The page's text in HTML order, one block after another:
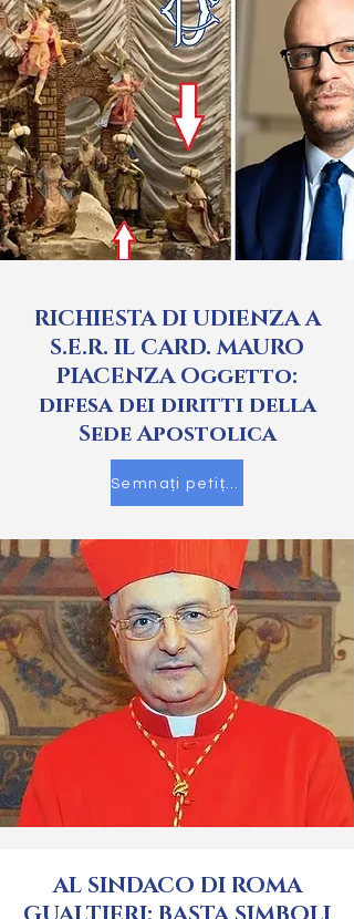
RICHIESTA DI UDIENZA A
S.E.R. IL CARD. MAURO
PIACENZA Oggetto:
difesa dei diritti della
Sede Apostolica
Semnați petiția
AL SINDACO DI ROMA